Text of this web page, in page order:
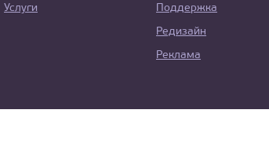
Услуги
Поддержка
Редизайн
Реклама